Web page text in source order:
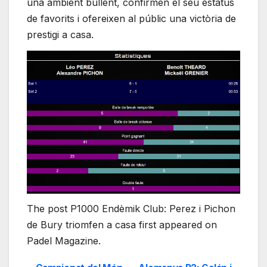
una ambient bullent, confirmen el seu estatus
de favorits i ofereixen al públic una victòria de
prestigi a casa.
The post P1000 Endèmik Club: Perez i Pichon
de Bury triomfen a casa first appeared on
Padel Magazine.